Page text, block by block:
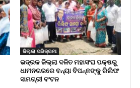
ଜିଲ୍ଲା ପରିକ୍ରମା
ଭଦ୍ରକ ଜିଲ୍ଲା ଦଳିତ ମହାସଂଘ ପକ୍ଷରୁ
ଧାମନଗରରେ ବନ୍ୟା ବିପନ୍ନଙ୍କୁ ରିଲିଫ
ସାମଗ୍ରୀ ବଂଟନ